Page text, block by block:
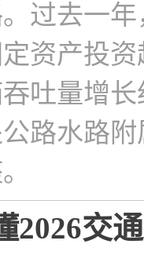
过去一
资产投
吐量增
公路水路
2026